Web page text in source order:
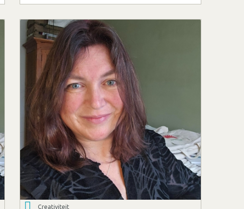
Creativiteit